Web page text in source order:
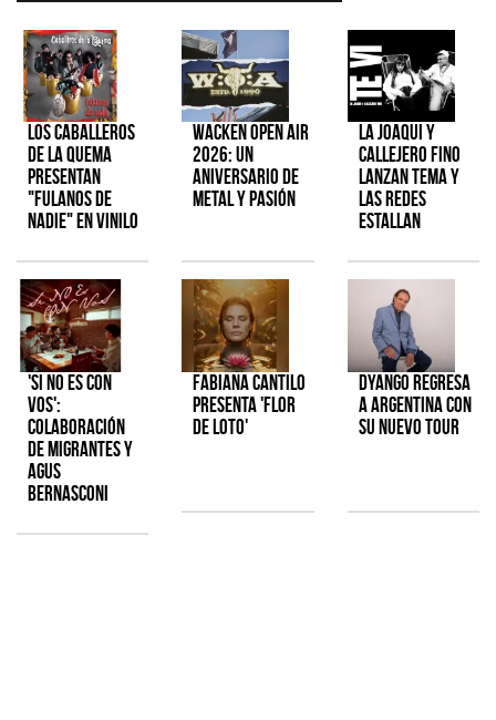
Los Caballeros
de la Quema
presentan
"Fulanos de
Nadie" en vinilo
Wacken Open Air
2026: Un
aniversario de
metal y pasión
La Joaqui y
Callejero Fino
lanzan tema y
las redes
estallan
'Si No Es Con
Vos':
colaboración
de Migrantes y
Agus
Bernasconi
Fabiana Cantilo
presenta 'Flor
de Loto'
Dyango regresa
a Argentina con
su nuevo tour